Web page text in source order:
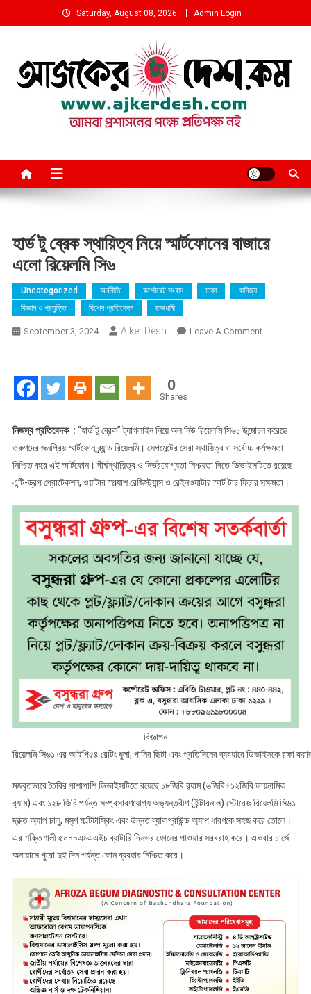
to
Saturday, August 08, 2026 Admin Login
হার্ড টু ব্রেক স্থায়িত্ব নিয়ে স্মার্টফোনের বাজারে
এলো রিয়েলমি সি৬
Uncategorized অর্থনীতি কর্পোরেট সংবাদ ঢাকা
বানিজ্য
বিজ্ঞান ও প্রযুক্তি
বিশেষ প্রতিবেদন রাজধানী
September 3, 2024 Ajker Desh Leave A CommentOn
স্মার্টফোনের
বাজারে
0
Shares
নিজস্ব প্রতিবেদক : “হার্ড টু ব্রেক” ট্যাগলাইন নিয়ে অল নিউ রিয়েলমি সি৬১ উন্মোচন করেছে
তরুণদের জনপ্রিয় স্মার্টফোন ব্র্যান্ড রিয়েলমি। সেগমেন্টের সেরা স্থায়িত্ব ও সর্বোচ্চ কর্মক্ষমতা
নিশ্চিত করে এই স্মার্টফোন। দীর্ঘস্থায়িত্ব ও নির্ভরযোগ্যতা নিশ্চয়তা দিতে ডিভাইসটিতে রয়েছে
এন্টি-ড্রপ প্রোটেকশন, ওয়াটার স্প্ল্যাশ রেজিস্ট্যান্স ও রেইনওয়াটার স্মার্ট টাচ ফিচার সক্ষমতা।
বিজ্ঞাপন
রিয়েলমি সি৬১ এর আইপি৫৪ রেটিং ধুলা, পানির ছিটা এবং প্রতিদিনের ব্যবহারে ডিভাইসকে রক্ষা
মজবুতভাবে তৈরির পাশাপাশি ডিভাইসটিতে রয়েছে ১৮জিবি র‌্যাম (৬জিবি+১২জিবি ডায়নামিক
র‌্যাম) এবং ১২৮ জিবি পর্যন্ত সম্প্রসারণযোগ্য অভ্যন্তরীণ (ইন্টারনাল) স্টোরেজ রিয়েলমি সি৬১
দ্রুত অ্যাপ চালু, মসৃণ মাল্টিটাস্কিং এবং উন্নত ব্যাকগ্রাউন্ড অ্যাপ ধারণকে সহজ করে তোলে।
এর শক্তিশালী ৫০০০এমএএইচ ব্যাটারি দিনভর ফোনের পাওয়ার সরবরাহ করে। একবার চার্জে
অনায়াসে পুরো দুই দিন পর্যন্ত ফোন ব্যবহার নিশ্চিত করে।